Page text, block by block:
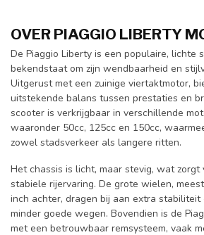
OVER PIAGGIO LIBERTY
De Piaggio Liberty is een populaire, lichte
bekendstaat om zijn wendbaarheid en
Uitgerust met een zuinige viertaktmotor,
uitstekende balans tussen prestaties en
scooter is verkrijgbaar in verschillende
waaronder 50cc, 125cc en 150cc,
zowel stadsverkeer als langere ritten.
Het chassis is licht, maar stevig, wat zorgt
stabiele rijervaring. De grote wielen,
inch achter, dragen bij aan extra stabiliteit
minder goede wegen. Bovendien is de
met een betrouwbaar remsysteem, vaak